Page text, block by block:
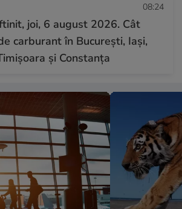
08:24
joi, 6 august 2026. Cât
carburant în București, Iași,
și Constanța